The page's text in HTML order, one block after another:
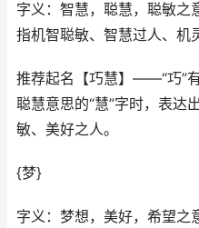
字义：智慧，聪慧，聪敏之
指机智聪敏、智慧过人、机
推荐起名【巧慧】——“巧”
聪慧意思的“慧”字时，表达
敏、美好之人。
{梦}
字义：梦想，美好，希望之